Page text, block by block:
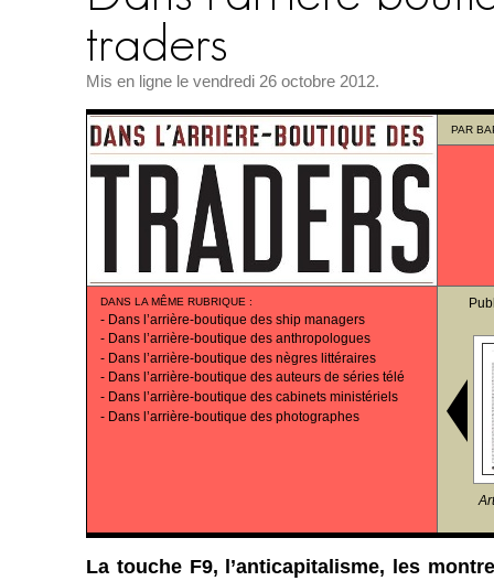
Mis en ligne le vendredi 26 octobre 2012.
PAR
DANS LA MÊME RUBRIQUE :
- Dans l’arrière-boutique des ship managers
- Dans l’arrière-boutique des anthropologues
- Dans l’arrière-boutique des nègres littéraires
- Dans l’arrière-boutique des auteurs de séries télé
- Dans l’arrière-boutique des cabinets ministériels
- Dans l’arrière-boutique des photographes
La touche F9, l’anticapitalisme, les